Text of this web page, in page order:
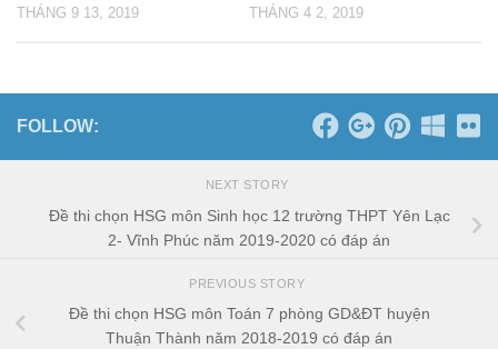
THÁNG 9 13, 2019 THÁNG 4 2, 2019
FOLLOW:
NEXT STORY
Đề thi chọn HSG môn Sinh học 12 trường THPT Yên Lạc
2- Vĩnh Phúc năm 2019-2020 có đáp án
PREVIOUS STORY
Đề thi chọn HSG môn Toán 7 phòng GD&ĐT huyện
Thuận Thành năm 2018-2019 có đáp án